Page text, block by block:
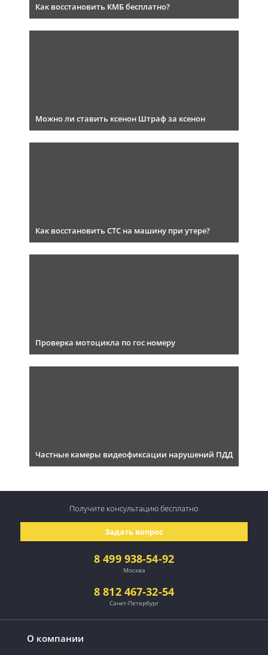
Как восстановить КМБ бесплатно?
Можно ли ставить ксенон Штраф за ксенон
Как восстановить СТС на машину при утере?
Проверка мотоцикла по гос номеру
Частные камеры видеофиксации нарушений ПДД
О компании
8 499 938-54-92
Москва
8 812 467-32-54
Санкт-Петербург
Задать вопрос
Получите консультациюбесплатно